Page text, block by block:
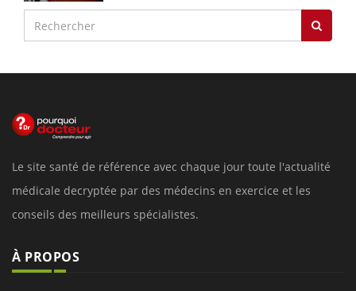
Le site santé de référence avec chaque jour toute l'actualité
médicale decryptée par des médecins en exercice et les
conseils des meilleurs spécialistes.
À PROPOS